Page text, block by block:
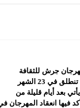
تسربات الغاز وتدعم
في نهائي بطولة اتحاد
جرش للثقافة
والفنون في دورته التاسعة والثلاثين التي تنطلق في 23 الشهر
بعد أيام قليلة من
فيها انعقاد المهرجان